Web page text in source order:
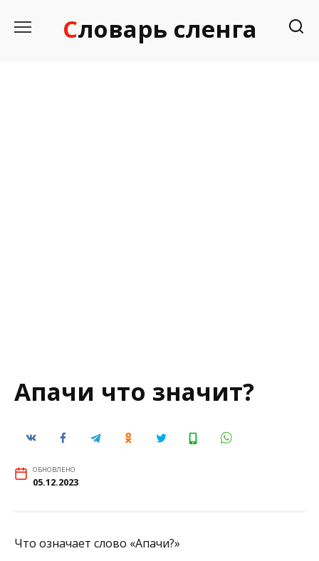
Словарь сленга
Апачи что значит?
ОБНОВЛЕНО
05.12.2023
Что означает слово «Апачи?»